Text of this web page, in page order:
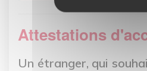
Attestations
Un étranger, qui